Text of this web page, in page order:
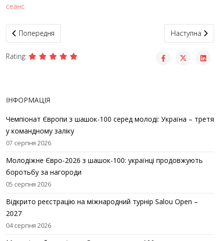
сеанс
Попередня стаття: На Закарпатті відбувся молодіжний
Попередня Наступна
Наступна
Rating:
ІНФОРМАЦІЯ
Чемпіонат Європи з шашок-100 серед молоді: Україна – третя
у командному заліку
07 серпня 2026
Молодіжне Євро-2026 з шашок-100: українці продовжують
боротьбу за нагороди
05 серпня 2026
Відкрито реєстрацію на міжнародний турнір Salou Open –
2027
04 серпня 2026